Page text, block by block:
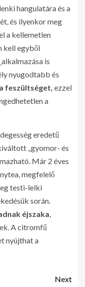
hangulatára és a
és ilyenkor meg
a kellemetlen
kell egyből
alkalmazása is
nyugodtabb és
feszültséget, ezzel
a
eredetű
„gyomor- és
Már 2 éves
megfelelő
testi-lelki
során.
éjszaka,
A citromfű
nyújthat a
Next